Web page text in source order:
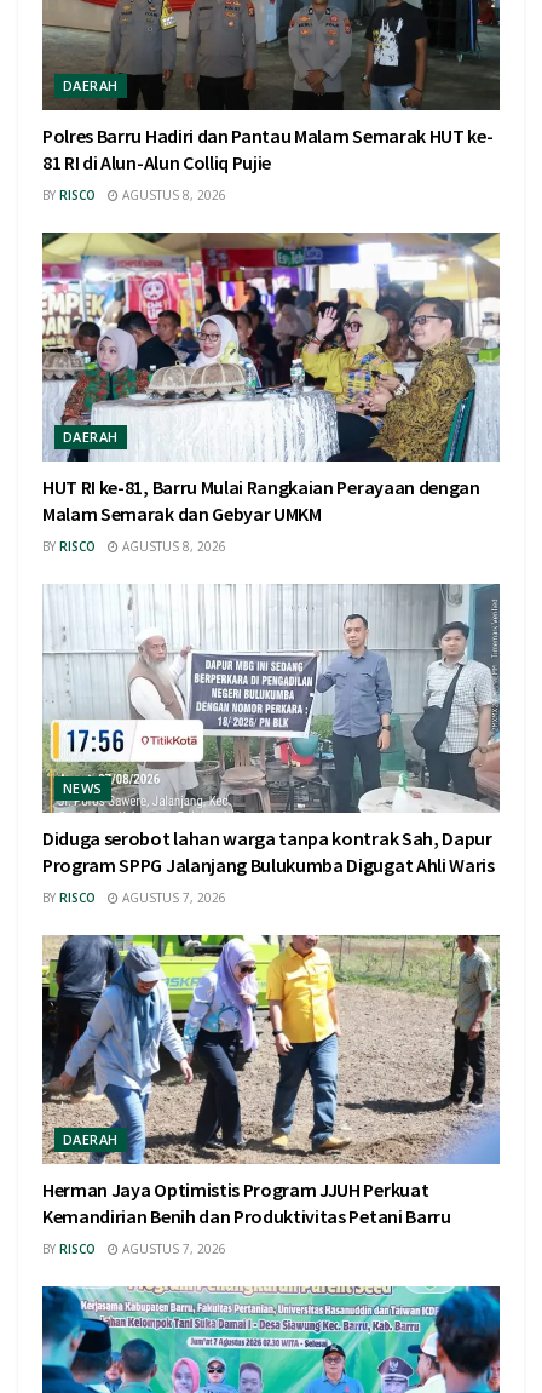
DAERAH
Polres Barru Hadiri dan Pantau Malam Semarak HUT ke-
81 RI di Alun-Alun Colliq Pujie
BY RISCO AGUSTUS 8, 2026
DAERAH
HUT RI ke-81, Barru Mulai Rangkaian Perayaan dengan
Malam Semarak dan Gebyar UMKM
BY RISCO AGUSTUS 8, 2026
NEWS
Diduga serobot lahan warga tanpa kontrak Sah, Dapur
Program SPPG Jalanjang Bulukumba Digugat Ahli Waris
BY RISCO AGUSTUS 7, 2026
DAERAH
Herman Jaya Optimistis Program JJUH Perkuat
Kemandirian Benih dan Produktivitas Petani Barru
BY RISCO AGUSTUS 7, 2026